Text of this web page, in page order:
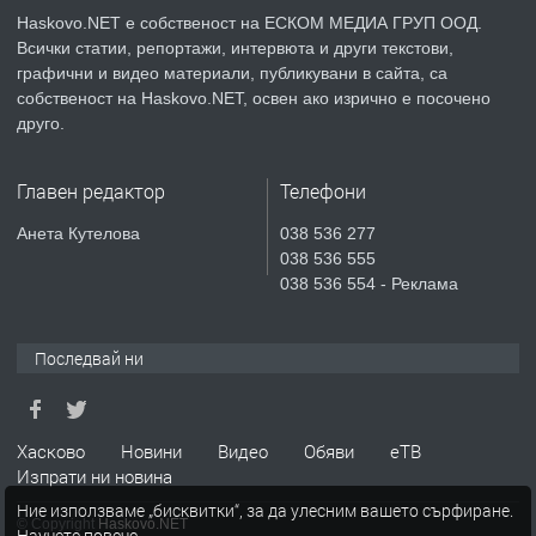
преди 4 дни
ПРЕДЛАГА
Продавам парцел в гр. Хасково кв.
СГЛОБЯВАНЕ НА МЕБЕЛИ.
апартамент под наем в кв.
Училищни, гр. Хасково.
Haskovo.NET е собственост на ЕСКОМ МЕДИА ГРУП ООД.
Всички статии, репортажи, интервюта и други текстови,
графични и видео материали, публикувани в сайта, са
собственост на Haskovo.NET, освен ако изрично е посочено
друго.
Главен редактор
Анета Кутелова
Телефони
038 536 277
038 536 555
038 536 554 - Реклама
Последвай ни
Хасково Новини Видео Обяви
еТВ
Изпрати ни новина
© Copyright Haskovo.NET
Ние използваме „бисквитки“, за да улесним вашето сърфиране.